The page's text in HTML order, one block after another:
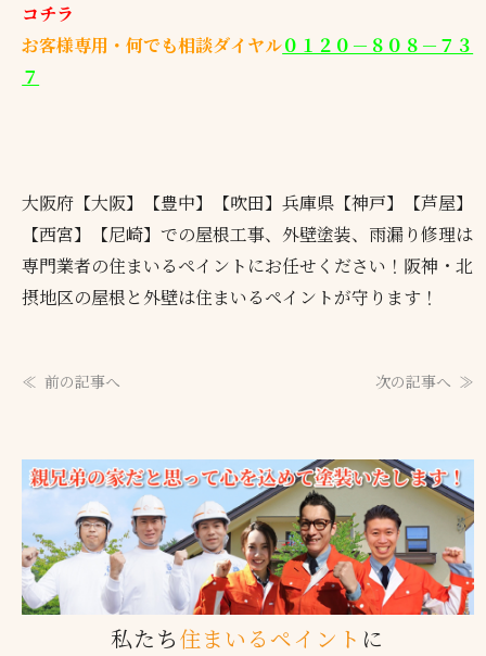
コチラ
お客様専用・何でも相談ダイヤル０１２０－８０８－７３
７
大阪府【大阪】【豊中】【吹田】兵庫県【神戸】【芦屋】
【西宮】【尼崎】での屋根工事、外壁塗装、雨漏り修理は
専門業者の住まいるペイントにお任せください！阪神・北
摂地区の屋根と外壁は住まいるペイントが守ります！
前の記事へ 次の記事へ
私たち住まいるペイント に